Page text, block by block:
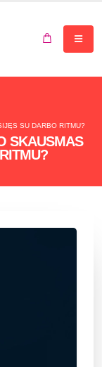
SKAUSMAS
SU DARBO RITMU?